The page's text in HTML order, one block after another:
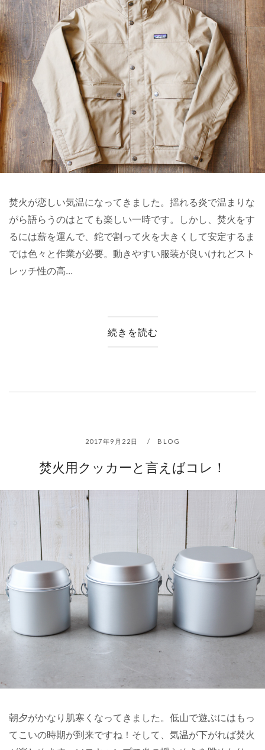
焚火が恋しい気温になってきました。揺れる炎で温まりな
がら語らうのはとても楽しい一時です。しかし、焚火をす
るには薪を運んで、鉈で割って火を大きくして安定するま
では色々と作業が必要。動きやすい服装が良いけれどスト
レッチ性の高...
続きを読む
2017年9月22日 BLOG
焚火用クッカーと言えばコレ！
朝夕がかなり肌寒くなってきました。低山で遊ぶにはもっ
てこいの時期が到来ですね！そして、気温が下がれば焚火